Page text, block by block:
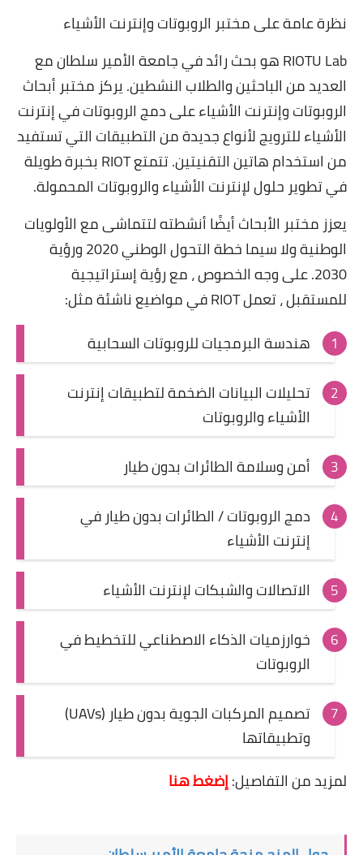
نظرة عامة على مختبر الروبوتات وإنترنت الأشياء
RIOTU Lab هو بحث رائد في جامعة الأمير سلطان مع
العديد من الباحثين والطلاب النشطين. يركز مختبر أبحاث
الروبوتات وإنترنت الأشياء على دمج الروبوتات في إنترنت
الأشياء للترويج لأنواع جديدة من التطبيقات التي تستفيد
من استخدام هاتين التقنيتين. تتمتع RIOT بخبرة طويلة
في تطوير حلول لإنترنت الأشياء والروبوتات المحمولة.
يعزز مختبر الأبحاث أيضًا أنشطته لتتماشى مع الأولويات
الوطنية ولا سيما خطة التحول الوطني 2020 ورؤية
2030. على وجه الخصوص ، مع رؤية إستراتيجية
للمستقبل ، تعمل RIOT في مواضيع ناشئة مثل:
هندسة البرمجيات للروبوتات السحابية
تحليلات البيانات الضخمة لتطبيقات إنترنت
الأشياء والروبوتات
أمن وسلامة الطائرات بدون طيار
دمج الروبوتات / الطائرات بدون طيار في
إنترنت الأشياء
الاتصالات والشبكات لإنترنت الأشياء
خوارزميات الذكاء الاصطناعي للتخطيط في
الروبوتات
تصميم المركبات الجوية بدون طيار (UAVs)
وتطبيقاتها
لمزيد من التفاصيل:إضغط هنا